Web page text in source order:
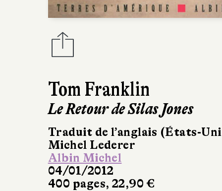
Tom Franklin
Le Retour de Silas Jones
Traduit de l’anglais (États-
Michel Lederer
Albin Michel
04/01/2012
400 pages, 22,90 €